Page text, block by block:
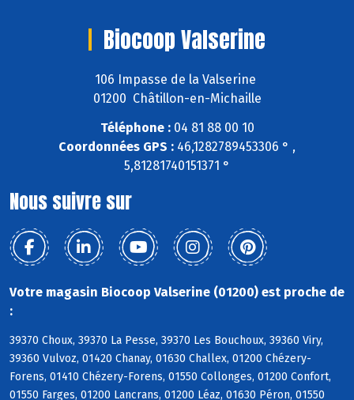
Biocoop Valserine
106 Impasse de la Valserine
01200 Châtillon-en-Michaille
Téléphone :04 81 88 00 10
Coordonnées GPS : 46,1282789453306 ° ,
5,81281740151371 °
Nous suivre sur
Votre magasin Biocoop Valserine (01200) est proche de
:
39370 Choux, 39370 La Pesse, 39370 Les Bouchoux, 39360 Viry,
39360 Vulvoz, 01420 Chanay, 01630 Challex, 01200 Chézery-
Forens, 01410 Chézery-Forens, 01550 Collonges, 01200 Confort,
01550 Farges, 01200 Lancrans, 01200 Léaz, 01630 Péron, 01550